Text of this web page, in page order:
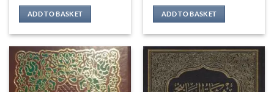
ADD TO BASKET ADD TO BASKET